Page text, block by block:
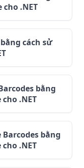
cho .NET
cách sử
bằng
.NET
bằng
.NET